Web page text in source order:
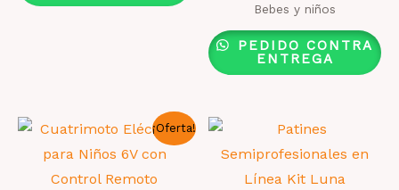
opciones
en
Valorado
2.33
de 5
Bebes y niños
PEDIDO CONTRA
ENTREGA
¡Oferta!